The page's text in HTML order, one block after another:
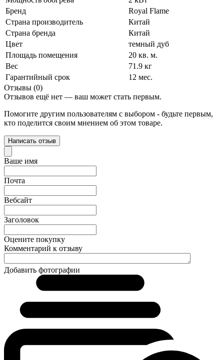
Бренд
Royal Flame
Страна производитель
Китай
Страна бренда
Китай
Цвет
темный дуб
Площадь помещения
20 кв. м.
Вес
71.9 кг
Гарантийный срок
12 мес.
Отзывы (0)
Отзывов ещё нет — ваш может стать первым.
Помогите другим пользователям с выбором - будьте первым,
кто поделится своим мнением об этом товаре.
Написать отзыв
Ваше имя
Почта
Вебсайт
Заголовок
Оцените покупку
Комментарий к отзыву
Добавить фотографии